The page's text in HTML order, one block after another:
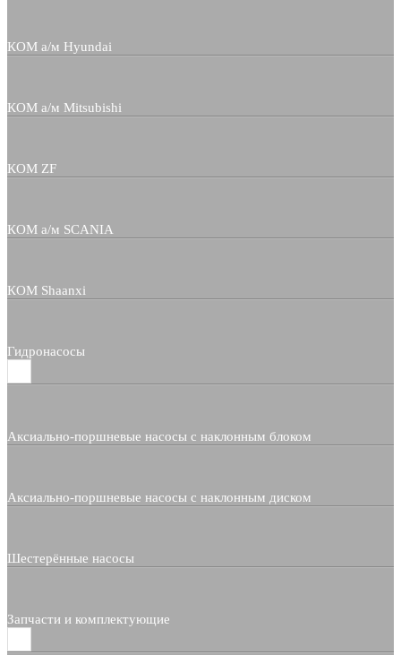
КОМ а/м Hyundai
КОМ а/м Mitsubishi
КОМ ZF
КОМ а/м SCANIA
КОМ Shaanxi
Гидронасосы
Аксиально-поршневые насосы с наклонным блоком
Аксиально-поршневые насосы с наклонным диском
Шестерённые насосы
Запчасти и комплектующие